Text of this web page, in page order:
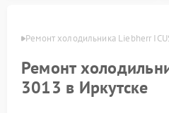
Ремонт холодильника Liebherr
Ремонт
3013 в Иркутске